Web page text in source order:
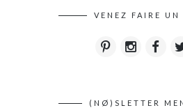
VENEZ FAIRE UN
(NØ)SLETTER